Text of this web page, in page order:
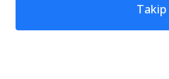
Takip